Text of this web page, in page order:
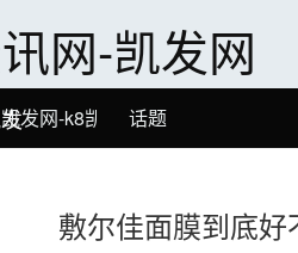
网-凯发网
凯发网-k8凯发 话题
敷尔佳面膜到底好